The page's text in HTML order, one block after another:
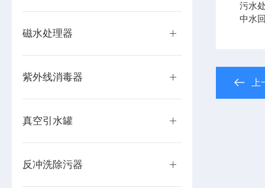
磁水处理器
紫外线消毒器
真空引水罐
反冲洗除污器
污水
中水